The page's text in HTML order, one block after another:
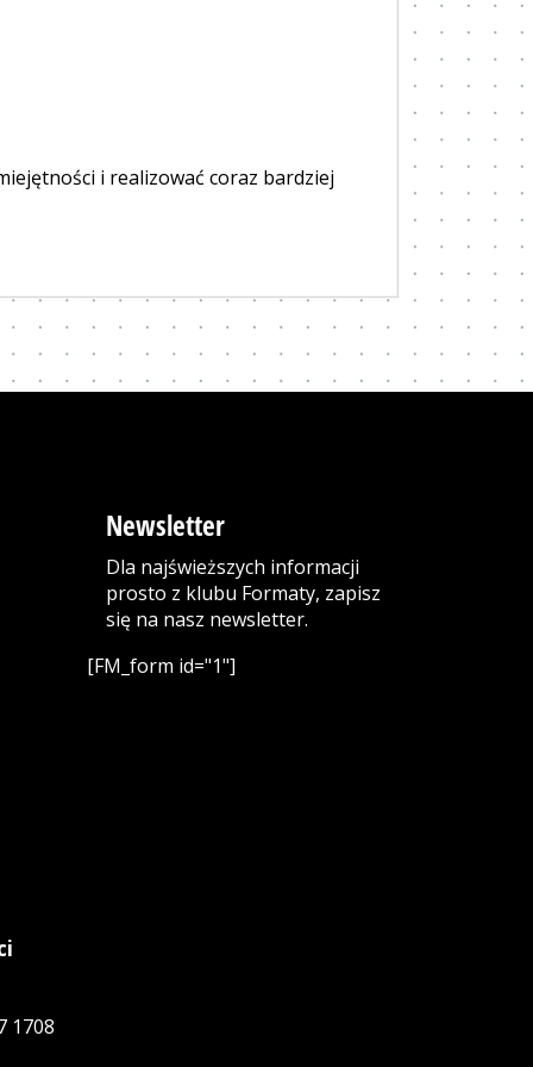
i realizować coraz bardziej
1708
Newsletter
Dla najświeższych informacji
prosto z klubu Formaty, zapisz
się na nasz newsletter.
[FM_form id="1"]